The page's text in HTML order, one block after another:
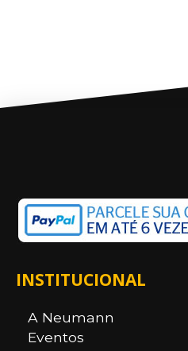
INSTITUCIONAL
A Neumann
Eventos